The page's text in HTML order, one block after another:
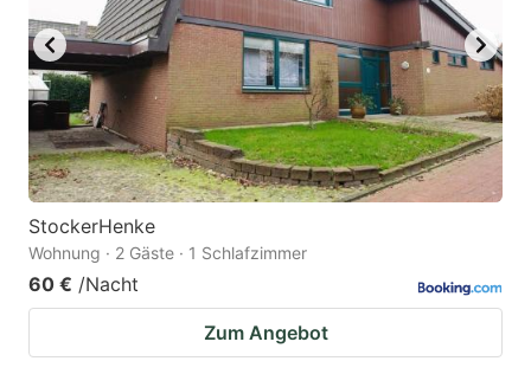
StockerHenke
Wohnung · 2 Gäste · 1 Schlafzimmer
60 € /Nacht
Zum Angebot